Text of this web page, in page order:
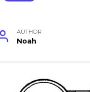
AUTHOR
Noah